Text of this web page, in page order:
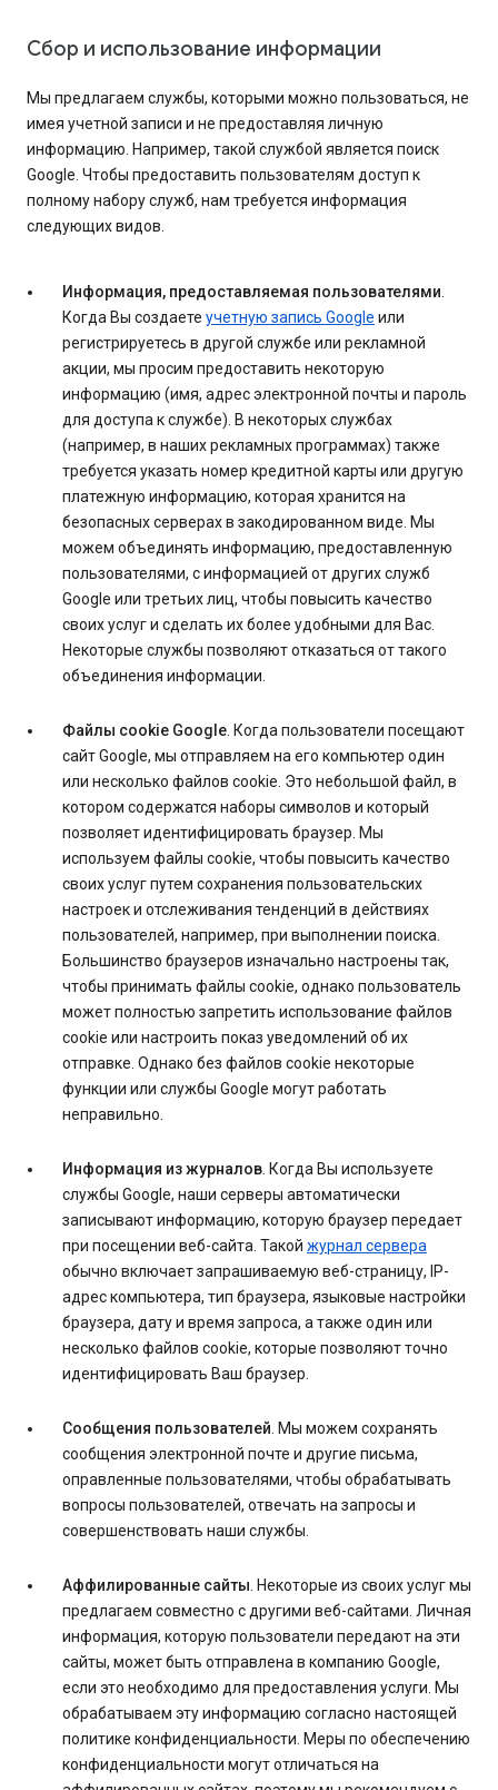
Сбор и использование информации
Мы предлагаем службы, которыми можно пользоваться, не
имея учетной записи и не предоставляя личную
информацию. Например, такой службой является поиск
Google. Чтобы предоставить пользователям доступ к
полному набору служб, нам требуется информация
следующих видов.
Информация, предоставляемая пользователями
Когда Вы создаете учетную запись Google или
регистрируетесь в другой службе или рекламной
акции, мы просим предоставить некоторую
информацию (имя, адрес электронной почты и пароль
для доступа к службе). В некоторых службах
(например, в наших рекламных программах) также
требуется указать номер кредитной карты или другую
платежную информацию, которая хранится на
безопасных серверах в закодированном виде. Мы
можем объединять информацию, предоставленную
пользователями, с информацией от других служб
Google или третьих лиц, чтобы повысить качество
своих услуг и сделать их более удобными для Вас.
Некоторые службы позволяют отказаться от такого
объединения информации.
Файлы cookie Google . Когда пользователи посещают
сайт Google, мы отправляем на его компьютер один
или несколько файлов cookie. Это небольшой файл, в
котором содержатся наборы символов и который
позволяет идентифицировать браузер. Мы
используем файлы cookie, чтобы повысить качество
своих услуг путем сохранения пользовательских
настроек и отслеживания тенденций в действиях
пользователей, например, при выполнении поиска.
Большинство браузеров изначально настроены так,
чтобы принимать файлы cookie, однако пользователь
может полностью запретить использование файлов
cookie или настроить показ уведомлений об их
отправке. Однако без файлов cookie некоторые
функции или службы Google могут работать
неправильно.
Информация из журналов . Когда Вы используете
службы Google, наши серверы автоматически
записывают информацию, которую браузер передает
при посещении веб-сайта. Такой журнал сервера
обычно включает запрашиваемую веб-страницу, IP-
адрес компьютера, тип браузера, языковые настройки
браузера, дату и время запроса, а также один или
несколько файлов cookie, которые позволяют точно
идентифицировать Ваш браузер.
Сообщения пользователей . Мы можем сохранять
сообщения электронной почте и другие письма,
оправленные пользователями, чтобы обрабатывать
вопросы пользователей, отвечать на запросы и
совершенствовать наши службы.
Аффилированные сайты . Некоторые из своих услуг мы
предлагаем совместно с другими веб-сайтами. Личная
информация, которую пользователи передают на эти
сайты, может быть отправлена в компанию Google,
если это необходимо для предоставления услуги. Мы
обрабатываем эту информацию согласно настоящей
политике конфиденциальности. Меры по обеспечению
конфиденциальности могут отличаться на